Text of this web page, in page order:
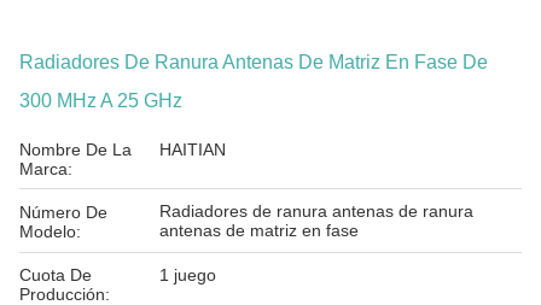
Radiadores De Ranura Antenas De Matriz En Fase De
300 MHz A 25 GHz
Nombre De La
Marca:
HAITIAN
Número De
Modelo:
Radiadores de ranura antenas de ranura
antenas de matriz en fase
Cuota De
Producción:
1 juego